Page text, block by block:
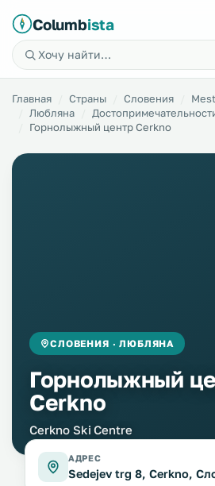
Columbista
Главная Страны Словения
Любляна
Горнолыжный центр Cerkno
СЛОВЕНИЯ · ЛЮБЛЯНА
Горнолыжный
Cerkno
Cerkno Ski Centre
АДРЕС
Sedejev trg 8, Cerkno,